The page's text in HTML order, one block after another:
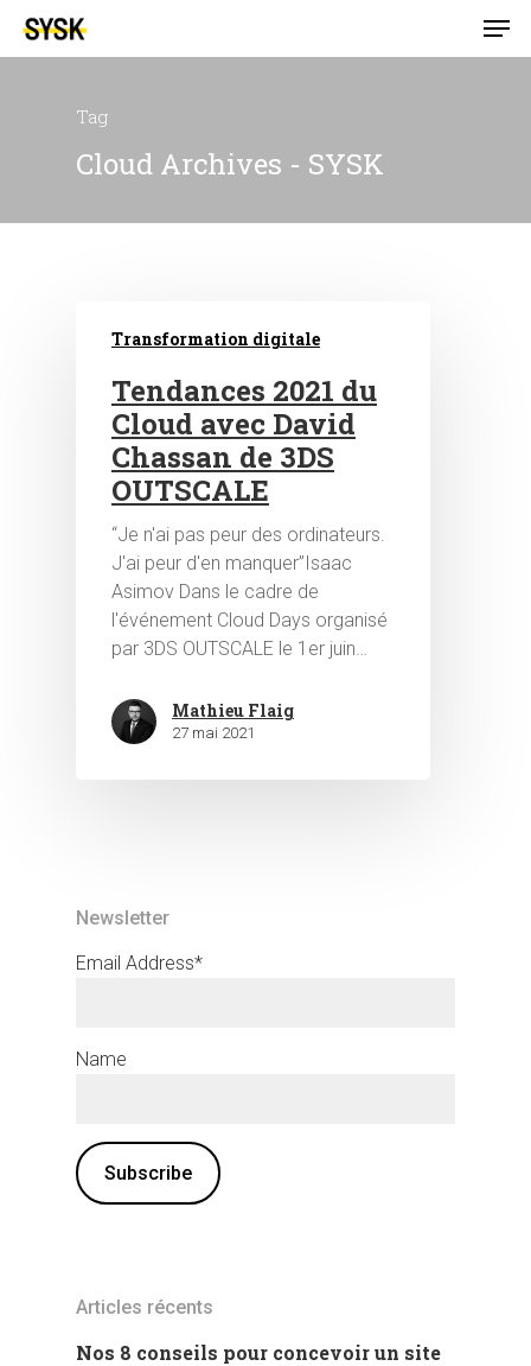
Hit enter to search or ESC to close
Tag
Cloud Archives - SYSK
Transformation digitale
Tendances 2021 du
Cloud avec David
Chassan de 3DS
OUTSCALE
“Je n'ai pas peur des ordinateurs.
J'ai peur d'en manquer”Isaac
Asimov Dans le cadre de
l'événement Cloud Days organisé
par 3DS OUTSCALE le 1er juin…
Mathieu Flaig
27 mai 2021
Newsletter
Email Address*
Name
Articles récents
Nos 8 conseils pour concevoir un site